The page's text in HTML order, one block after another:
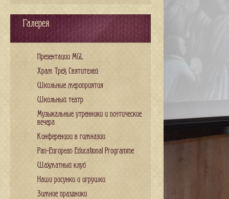
Галерея
Презентации MGL
Храм Трех Святителей
Школьные мероприятия
Школьный театр
Музыкальные утренники и поэтические
вечера
Конференции в гимназии
Pan-European Educational Programme
Шахматный клуб
Наши рисунки и игрушки
Зимние праздники